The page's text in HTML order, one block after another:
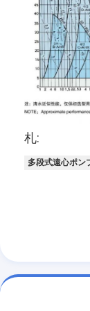
横の遠心
スラリー
札:
多段式遠心ポン